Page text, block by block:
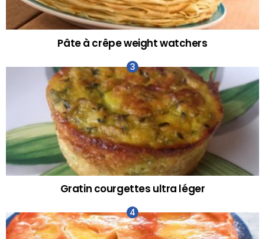
Pâte à crêpe weight watchers
Gratin courgettes ultra léger